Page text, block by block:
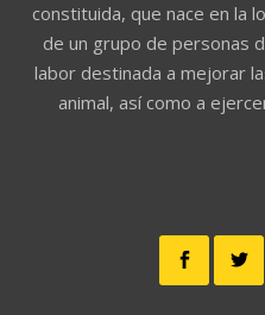
constituida, que nace en la
de un grupo de personas
labor destinada a mejorar
animal, así como a